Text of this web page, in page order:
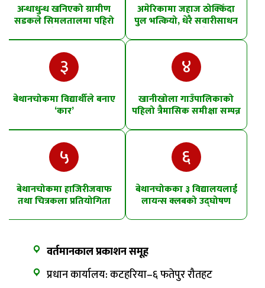
अन्धाधुन्ध खनिएको ग्रामीण
सडकले सिमलतालमा पहिरो
खसेको शंका
अमेरिकामा जहाज ठोक्किँदा
पुल भत्कियो, धेरै सवारीसाधन
पानीमा खसे
३
बेथानचोकमा विद्यार्थीले बनाए
‘कार’
४
खानीखोला गाउँपालिकाको
पहिलो त्रैमासिक समीक्षा सम्पन्न
५
बेथानचोकमा हाजिरीजवाफ
तथा चित्रकला प्रतियोगिता
६
बेथानचोकका ३ विद्यालयलाई
लायन्स क्लबको उद्घोषण
वर्तमानकाल प्रकाशन समूह
प्रधान कार्यालय: कटहरिया–६ फतेपुर रौतहट